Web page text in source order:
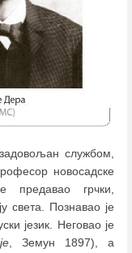
службом,
новосадске
предавао грчки,
света. Познавао је
језик. Неговао је
, Земун 1897), а